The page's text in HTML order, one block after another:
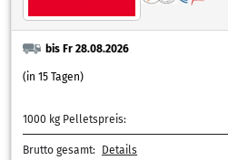
bis Fr 28.08.2026
(in 15 Tagen)
1000 kg Pelletspreis:
Brutto gesamt: Details